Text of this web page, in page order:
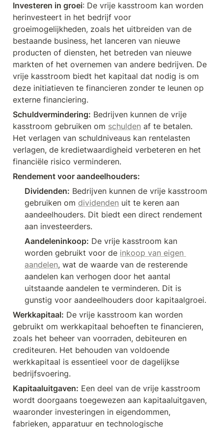
Investeren in groei: De vrije kasstroom kan worden
herinvesteert in het bedrijf voor
groeimogelijkheden, zoals het uitbreiden van de
bestaande business, het lanceren van nieuwe
producten of diensten, het betreden van nieuwe
markten of het overnemen van andere bedrijven. De
vrije kasstroom biedt het kapitaal dat nodig is om
deze initiatieven te financieren zonder te leunen op
externe financiering.
Schuldvermindering: Bedrijven kunnen de vrije
kasstroom gebruiken om schulden af te betalen.
Het verlagen van schuldniveaus kan rentelasten
verlagen, de kredietwaardigheid verbeteren en het
financiële risico verminderen.
Rendement voor aandeelhouders:
Dividenden: Bedrijven kunnen de vrije kasstroom
gebruiken om dividenden uit te keren aan
aandeelhouders. Dit biedt een direct rendement
aan investeerders.
Aandeleninkoop: De vrije kasstroom kan
worden gebruikt voor de inkoop van eigen
aandelen, wat de waarde van de resterende
aandelen kan verhogen door het aantal
uitstaande aandelen te verminderen. Dit is
gunstig voor aandeelhouders door kapitaalgroei.
Werkkapitaal: De vrije kasstroom kan worden
gebruikt om werkkapitaal behoeften te financieren,
zoals het beheer van voorraden, debiteuren en
crediteuren. Het behouden van voldoende
werkkapitaal is essentieel voor de dagelijkse
bedrijfsvoering.
Kapitaaluitgaven: Een deel van de vrije kasstroom
wordt doorgaans toegewezen aan kapitaaluitgaven,
waaronder investeringen in eigendommen,
fabrieken, apparatuur en technologische